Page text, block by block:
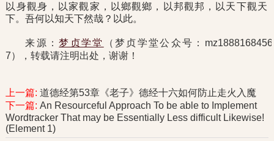
以身觀身，以家觀家，以鄉觀鄉，以邦觀邦，以天下觀天
下。吾何以知天下然哉？以此。
来源：梦贞学堂
（梦贞学堂公众号：mz1888168456
7），转载请注明出处，谢谢！
上一篇:道德经第53章《老子》德经十六如何防止走火入魔
下一篇:An Resourceful Approach To be able to Implement
Wordtracker That may be Essentially Less difficult Likewise!
(Element 1)